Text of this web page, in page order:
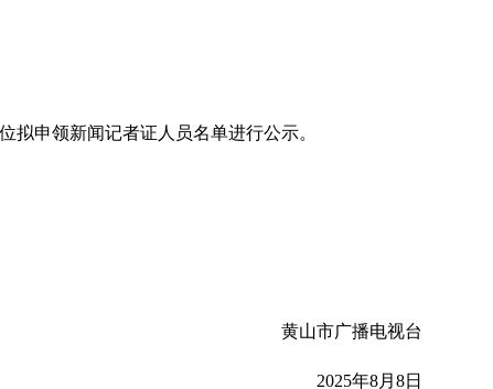
申领新闻记者证人员名单进行公示。
黄山市广播电视台
2025年8月8日